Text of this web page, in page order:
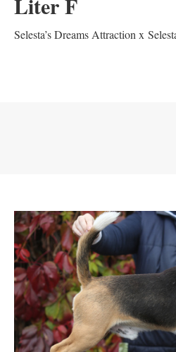
Selesta’s Dreams Attraction x